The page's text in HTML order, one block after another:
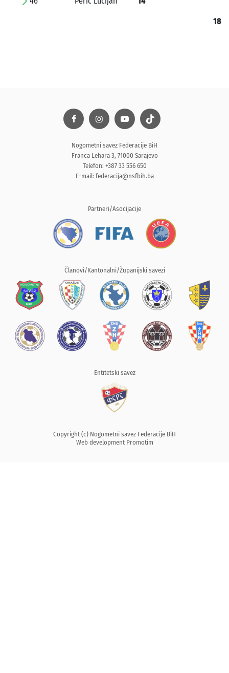
18
Nogometni savez Federacije BiH
Franca Lehara 3, 71000 Sarajevo
Telefon: +387 33 556 650
E-mail: federacija@nsfbih.ba
Partneri/Asocijacije
Članovi/Kantonalni/Županijski savezi
Entitetski savez
Copyright (c) Nogometni savez Federacije BiH
Web development Promotim